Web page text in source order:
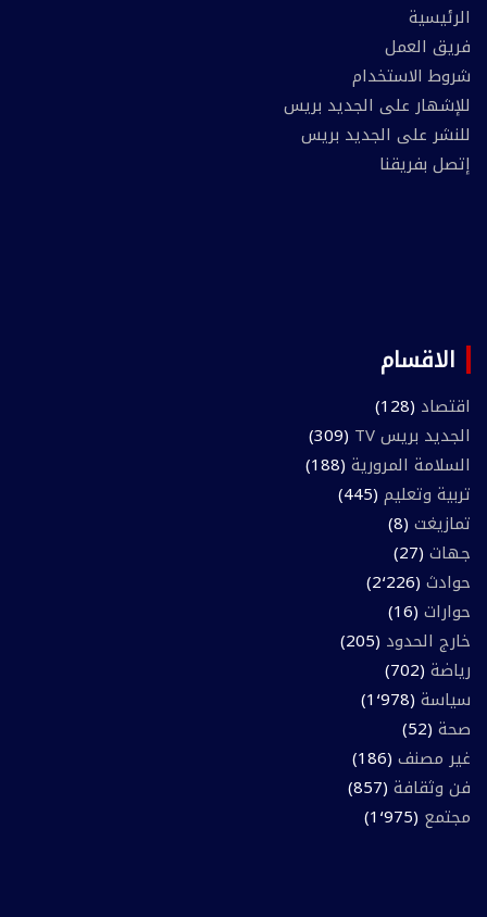
الرئيسية
فريق العمل
شروط الاستخدام
للإشهار على الجديد بريس
للنشر على الجديد بريس
إتصل بفريقنا
الاقسام
اقتصاد (128)
الجديد بريس TV
(309)
السلامة المرورية (188)
تربية وتعليم (445)
تمازيغت (8)
جهات (27)
حوادث (2٬226)
حوارات (16)
خارج الحدود (205)
رياضة (702)
سياسة (1٬978)
صحة (52)
غير مصنف (186)
فن وثقافة (857)
مجتمع (1٬975)